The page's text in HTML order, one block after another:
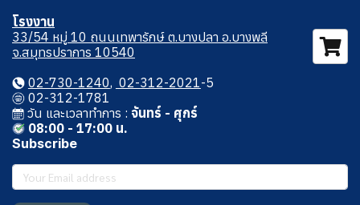
โรงงาน
33/54 หมู่ 10 ถนนเทพารักษ์ ต.บางปลา อ.บางพลี
จ.สมุทรปราการ 10540
02-730-1240, 02-312-2021-5
02-312-1781
วัน และเวลาทําการ :จันทร์ - ศุกร์
08:00 - 17:00 น.
Subscribe